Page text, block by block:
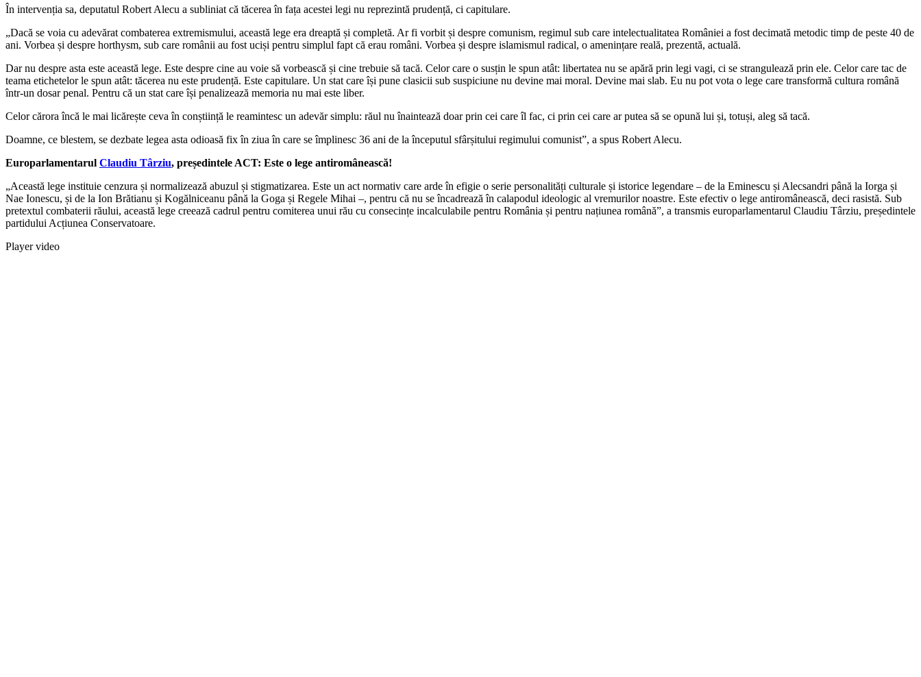
În intervenția sa, deputatul Robert Alecu a subliniat că tăcerea în fața acestei legi nu reprezintă prudență, ci capitulare.
„Dacă se voia cu adevărat combaterea extremismului, această lege era dreaptă și completă. Ar fi vorbit și despre comunism, regimul sub care intelectualitatea României a fost decimată metodic timp de peste 40 de
ani. Vorbea și despre horthysm, sub care românii au fost uciși pentru simplul fapt că erau români. Vorbea și despre islamismul radical, o amenințare reală, prezentă, actuală.
Dar nu despre asta este această lege. Este despre cine au voie să vorbească și cine trebuie să tacă. Celor care o susțin le spun atât: libertatea nu se apără prin legi vagi, ci se strangulează prin ele. Celor care tac de
teama etichetelor le spun atât: tăcerea nu este prudență. Este capitulare. Un stat care își pune clasicii sub suspiciune nu devine mai moral. Devine mai slab. Eu nu pot vota o lege care transformă cultura română
într-un dosar penal. Pentru că un stat care își penalizează memoria nu mai este liber.
Celor cărora încă le mai licărește ceva în conștiință le reamintesc un adevăr simplu: răul nu înaintează doar prin cei care îl fac, ci prin cei care ar putea să se opună lui și, totuși, aleg să tacă.
Doamne, ce blestem, se dezbate legea asta odioasă fix în ziua în care se împlinesc 36 ani de la începutul sfârșitului regimului comunist”, a spus Robert Alecu.
Europarlamentarul Claudiu Târziu, președintele ACT: Este o lege antiromânească!
⁠„Această lege instituie cenzura și normalizează abuzul și stigmatizarea. Este un act normativ care arde în efigie o serie personalități culturale și istorice legendare – de la Eminescu și Alecsandri până la Iorga și
Nae Ionescu, și de la Ion Brătianu și Kogălniceanu până la Goga și Regele Mihai –, pentru că nu se încadrează în calapodul ideologic al vremurilor noastre. Este efectiv o lege antiromânească, deci rasistă. Sub
pretextul combaterii răului, această lege creează cadrul pentru comiterea unui rău cu consecințe incalculabile pentru România și pentru națiunea română”, a transmis europarlamentarul Claudiu Târziu, președintele
partidului Acțiunea Conservatoare.
Player video